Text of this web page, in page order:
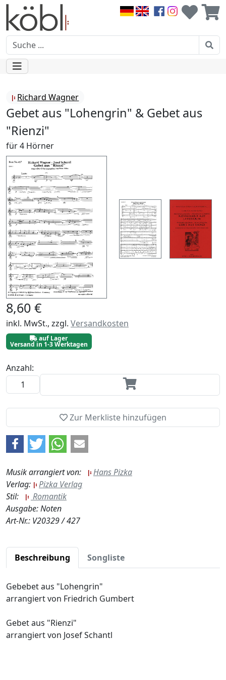
Richard Wagner
Gebet aus "Lohengrin" & Gebet aus
"Rienzi"
für 4 Hörner
Musik arrangiert von:
Hans Pizka
Verlag:
Pizka Verlag
Stil:
Romantik
Ausgabe: Noten
Art-Nr.: V20329 / 427
Beschreibung Songliste
Gebebet aus "Lohengrin"
arrangiert von Friedrich Gumbert
Gebet aus "Rienzi"
arrangiert von Josef Schantl
8,60 €
inkl. MwSt., zzgl. Versandkosten
auf Lager
Versand in 1-3 Werktagen
Anzahl:
Zur Merkliste hinzufügen